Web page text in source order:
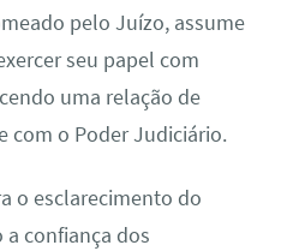
pelo Juízo, assume
seu papel com
uma relação de
com o Poder Judiciário.
o esclarecimento do
confiança dos